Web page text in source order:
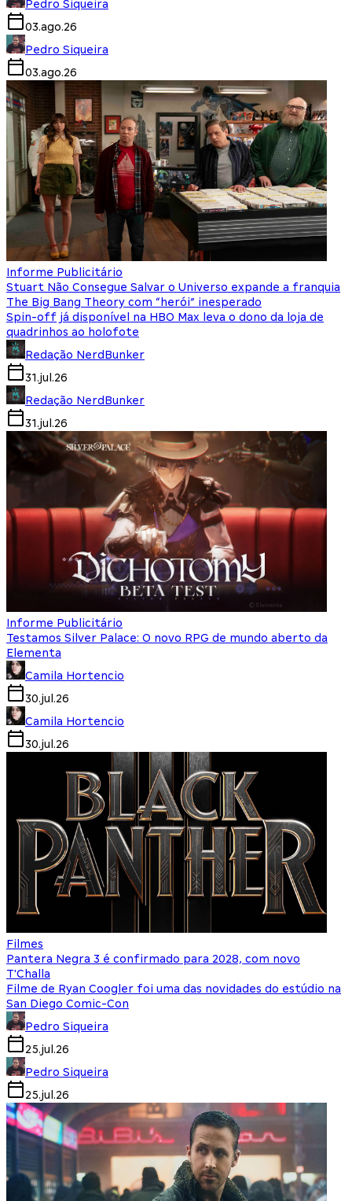
Pedro Siqueira
03.ago.26
Pedro Siqueira
03.ago.26
Informe Publicitário
Stuart Não Consegue Salvar o Universo expande a franquia
The Big Bang Theory com “herói” inesperado
Spin-off já disponível na HBO Max leva o dono da loja de
quadrinhos ao holofote
Redação NerdBunker
31.jul.26
Redação NerdBunker
31.jul.26
Informe Publicitário
Testamos Silver Palace: O novo RPG de mundo aberto da
Elementa
Camila Hortencio
30.jul.26
Camila Hortencio
30.jul.26
Filmes
Pantera Negra 3 é confirmado para 2028, com novo
T'Challa
Filme de Ryan Coogler foi uma das novidades do estúdio na
San Diego Comic-Con
Pedro Siqueira
25.jul.26
Pedro Siqueira
25.jul.26